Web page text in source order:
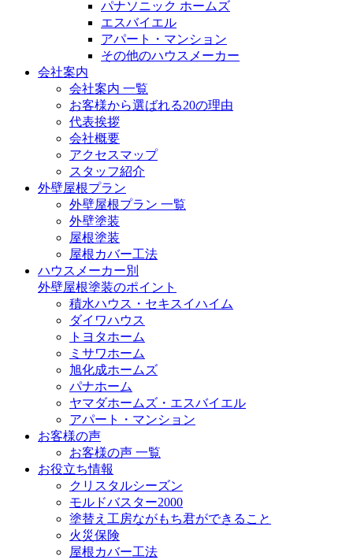
パナソニック ホームズ
エスバイエル
アパート・マンション
その他のハウスメーカー
会社案内
会社案内 一覧
お客様から選ばれる20の理由
代表挨拶
会社概要
アクセスマップ
スタッフ紹介
外壁屋根プラン
外壁屋根プラン 一覧
外壁塗装
屋根塗装
屋根カバー工法
ハウスメーカー別
外壁屋根塗装のポイント
積水ハウス・セキスイハイム
ダイワハウス
トヨタホーム
ミサワホーム
旭化成ホームズ
パナホーム
ヤマダホームズ・エスバイエル
アパート・マンション
お客様の声
お客様の声 一覧
お役立ち情報
クリスタルシーズン
モルドバスター2000
塗替え工房ながもち君ができること
火災保険
屋根カバー工法